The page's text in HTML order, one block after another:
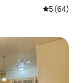
5 av 5 i
5 (64)